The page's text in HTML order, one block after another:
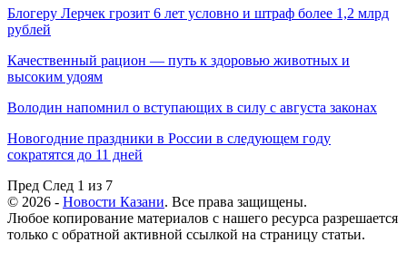
Блогеру Лерчек грозит 6 лет условно и штраф более 1,2 млрд
рублей
Качественный рацион — путь к здоровью животных и
высоким удоям
Володин напомнил о вступающих в силу с августа законах
Новогодние праздники в России в следующем году
сократятся до 11 дней
Пред След 1 из 7
© 2026 - Новости Казани. Все права защищены.
Любое копирование материалов с нашего ресурса разрешается
только с обратной активной ссылкой на страницу статьи.